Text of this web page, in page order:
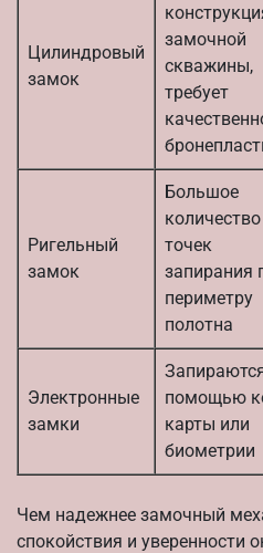
Цилиндровый
замок
замочной
скважины,
требует
Ригельный
замок
Большое
количество
точек
запирания
периметру
полотна
Электронные
замки
помощью
карты или
биометрии
Чем надежнее замочный
спокойствия и уверенности